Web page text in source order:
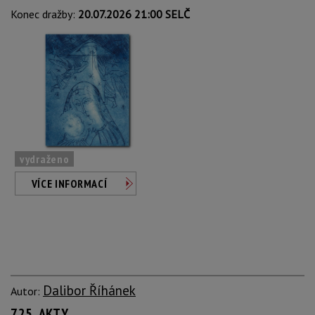
Konec dražby: 20.07.2026 21:00 SELČ
vydraženo
VÍCE INFORMACÍ
Autor: Dalibor Říhánek